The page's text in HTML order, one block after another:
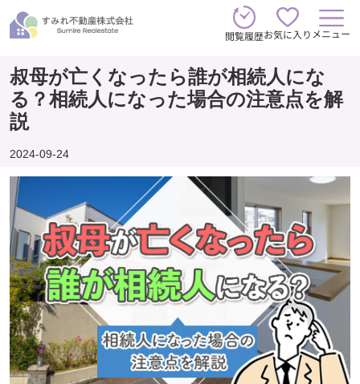
閲覧履歴お気に入り メニュー
叔母が亡くなったら誰が相続人にな
る？相続人になった場合の注意点を解
説
2024-09-24